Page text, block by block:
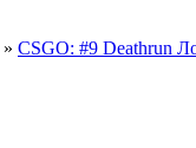
» CSGO: #9 Deathrun